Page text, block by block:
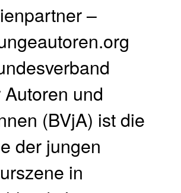
–
und
(BVjA) ist die
der jungen
in